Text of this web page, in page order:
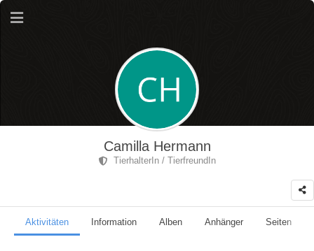
Camilla Hermann
TierhalterIn / TierfreundIn
Aktivitäten Information Alben Anhänger Seiten